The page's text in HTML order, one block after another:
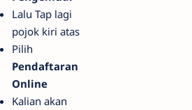
Lalu Tap lagi
pojok kiri atas
Pilih
Pendaftaran
Online
Kalian akan